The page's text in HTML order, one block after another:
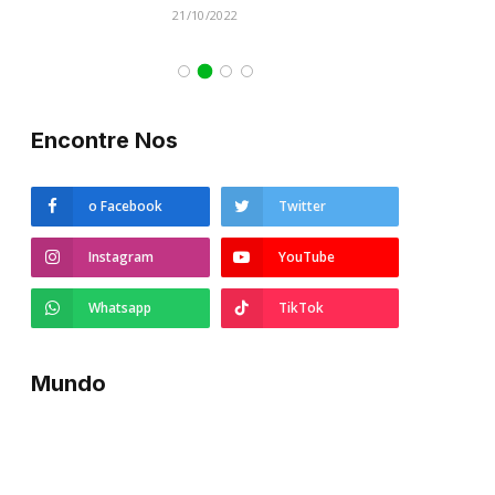
21/10/2022
Encontre Nos
o Facebook Twitter
Instagram YouTube
Whatsapp TikTok
Mundo